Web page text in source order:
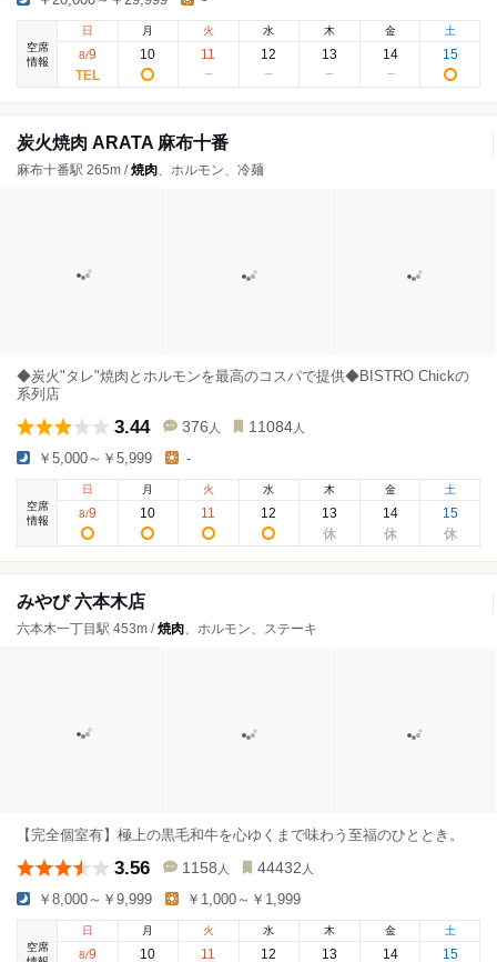
空席
情報
日
8/9
月
10
火
11
水
12
木
13
金
14
土
15
炭火焼肉 ARATA 麻布十番
麻布十番駅 265m /焼肉、ホルモン、冷麺
◆炭火"タレ"焼肉とホルモンを最高のコスパで提供◆BISTRO Chickの
系列店
3.44 376 人 11084 人
￥5,000～￥5,999 -
空席
情報
日
8/9
月
10
火
11
水
12
木
13
金
14
土
15
みやび 六本木店
六本木一丁目駅 453m /焼肉、ホルモン、ステーキ
【完全個室有】極上の黒毛和牛を心ゆくまで味わう至福のひととき。
3.56 1158 人 44432 人
￥8,000～￥9,999 ￥1,000～￥1,999
空席
日
8/9
月
10
火
11
水
12
木
13
金
14
土
15